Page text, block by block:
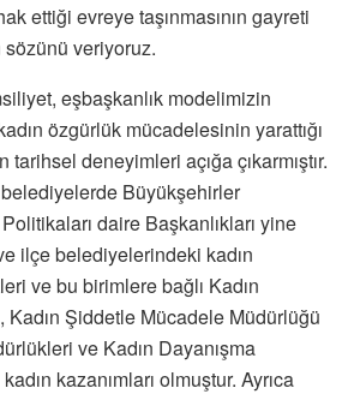
ettiği evreye taşınmasının gayreti
veriyoruz.
eşbaşkanlık modelimizin
özgürlük mücadelesinin yarattığı
tarihsel deneyimleri açığa çıkarmıştır.
Büyükşehirler
daire Başkanlıkları yine
ilçe belediyelerindeki kadın
ve bu birimlere bağlı Kadın
Şiddetle Mücadele Müdürlüğü
ve Kadın Dayanışma
kazanımları olmuştur. Ayrıca